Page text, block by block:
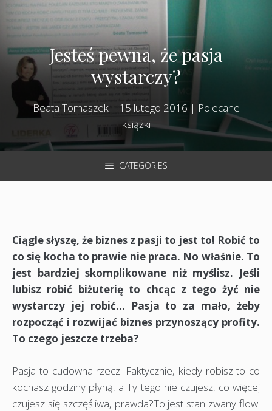
Jesteś pewna, że pasja
wystarczy?
Beata Tomaszek| 15 lutego 2016 | Polecane
książki
CATEGORIES
Ciągle słyszę, że biznes z pasji to jest to! Robić to
co się kocha to prawie nie praca. No właśnie. To
jest bardziej skomplikowane niż myślisz. Jeśli
lubisz robić biżuterię to chcąc z tego żyć nie
wystarczy jej robić… Pasja to za mało, żeby
rozpocząć i rozwijać biznes przynoszący profity.
To czego jeszcze trzeba?
Pasja to cudowna rzecz. Faktycznie, kiedy robisz to co
kochasz godziny płyną, a Ty tego nie czujesz, co więcej
czujesz się szczęśliwa, prawda?To jest stan zwany flow.